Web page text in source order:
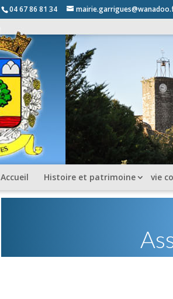
04 67 86 81 34
Accueil Histoire et patrimoine vie